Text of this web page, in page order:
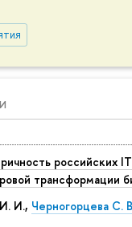
российских
трансформации
И., Черногорцева С.